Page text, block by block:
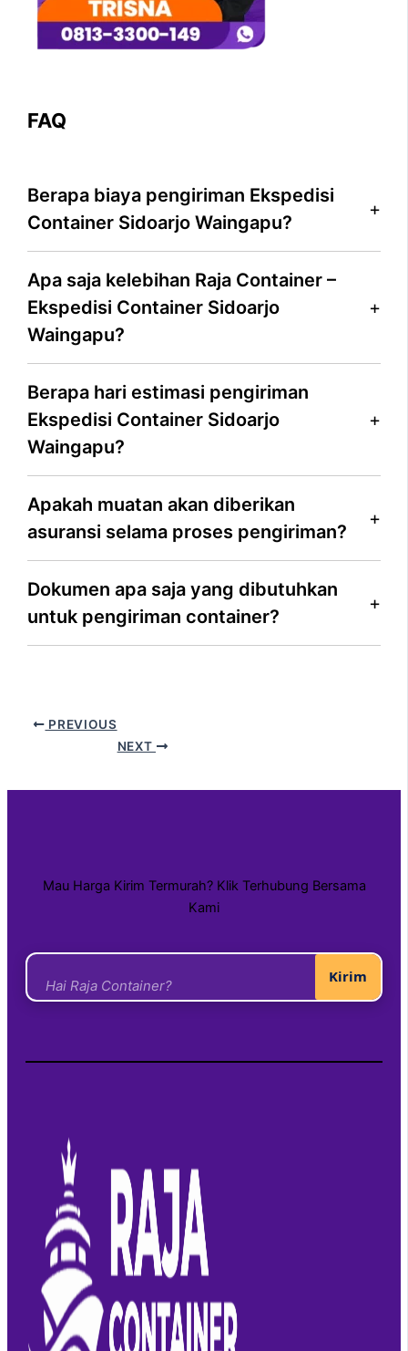
FAQ
Berapa biaya pengiriman Ekspedisi
Container Sidoarjo Waingapu?
Apa saja kelebihan Raja Container –
Ekspedisi Container Sidoarjo
Waingapu?
Berapa hari estimasi pengiriman
Ekspedisi Container Sidoarjo
Waingapu?
Apakah muatan akan diberikan
asuransi selama proses pengiriman?
Dokumen apa saja yang dibutuhkan
untuk pengiriman container?
PREVIOUS
NEXT
Mau Harga Kirim Termurah? Klik Terhubung Bersama
Kami
Kirim